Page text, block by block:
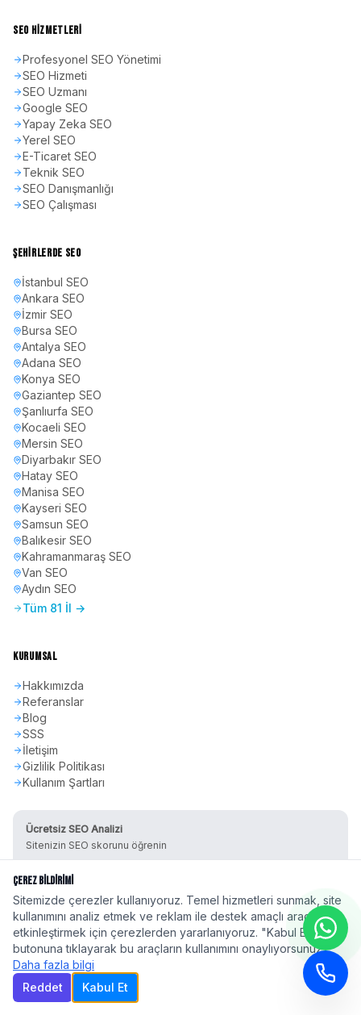
SEO HIZMETLERI
Profesyonel SEO Yönetimi
SEO Hizmeti
SEO Uzmanı
Google SEO
Yapay Zeka SEO
Yerel SEO
E-Ticaret SEO
Teknik SEO
SEO Danışmanlığı
SEO Çalışması
ŞEHIRLERDE SEO
İstanbul SEO
Ankara SEO
İzmir SEO
Bursa SEO
Antalya SEO
Adana SEO
Konya SEO
Gaziantep SEO
Şanlıurfa SEO
Kocaeli SEO
Mersin SEO
Diyarbakır SEO
Hatay SEO
Manisa SEO
Kayseri SEO
Samsun SEO
Balıkesir SEO
Kahramanmaraş SEO
Van SEO
Aydın SEO
Tüm 81 İl →
KURUMSAL
Hakkımızda
Referanslar
Blog
SSS
İletişim
Gizlilik Politikası
Kullanım Şartları
Ücretsiz SEO Analizi
Sitenizin SEO skorunu öğrenin
©2026seoadspro.com - Profesyonel SEO Ajansı. Tüm hakları saklıdır.
Türkiye'nin 81 ilinde
profesyonel SEO hizmeti
| Google 2026 Algoritma
Çerez Bildirimi
Sitemizde çerezler kullanıyoruz. Temel hizmetleri sunmak, site
kullanımını analiz etmek ve reklam ile destek amaçlı araçları
etkinleştirmek için çerezlerden yararlanıyoruz. "Kabul Et"
butonuna tıklayarak bu araçların kullanımını onaylıyorsunuz.
Daha fazla bilgi
Reddet
Kabul Et